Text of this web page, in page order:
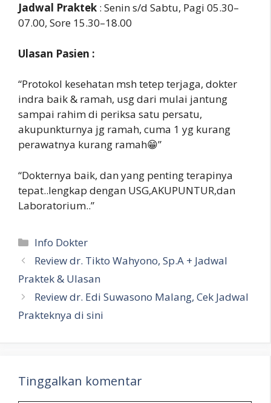
Jadwal Praktek : Senin s/d Sabtu, Pagi 05.30–
07.00, Sore 15.30–18.00
Ulasan Pasien :
“Protokol kesehatan msh tetep terjaga, dokter
indra baik & ramah, usg dari mulai jantung
sampai rahim di periksa satu persatu,
akupunkturnya jg ramah, cuma 1 yg kurang
perawatnya kurang ramah😁”
“Dokternya baik, dan yang penting terapinya
tepat..lengkap dengan USG,AKUPUNTUR,dan
Laboratorium..”
Kategori
Info Dokter
Review dr. Tikto Wahyono, Sp.A + Jadwal
Praktek & Ulasan
Review dr. Edi Suwasono Malang, Cek Jadwal
Prakteknya di sini
Tinggalkan komentar